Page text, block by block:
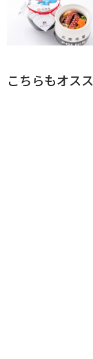
こちらもオス